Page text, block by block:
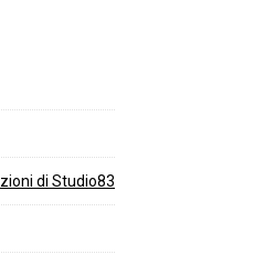
di Studio83